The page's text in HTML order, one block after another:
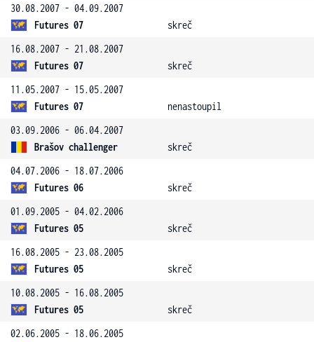
30.08.2007 - 04.09.2007
Futures 07
skreč
16.08.2007 - 21.08.2007
Futures 07
skreč
11.05.2007 - 15.05.2007
Futures 07
nenastoupil
03.09.2006 - 06.04.2007
Brašov challenger
skreč
04.07.2006 - 18.07.2006
Futures 06
skreč
01.09.2005 - 04.02.2006
Futures 05
skreč
16.08.2005 - 23.08.2005
Futures 05
skreč
10.08.2005 - 16.08.2005
Futures 05
skreč
02.06.2005 - 18.06.2005